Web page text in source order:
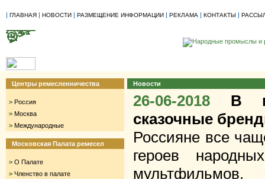
| ГЛАВНАЯ | НОВОСТИ | РАЗМЕЩЕНИЕ ИНФОРМАЦИИ | РЕКЛАМА | КОНТАКТЫ |
Центры ремесленничества
> Россия
> Москва
> Международные
Московская Палата ремесел
> О Палате
> Членство в палате
Новости
26-06-2018
В
сказочные
Россияне все
героев